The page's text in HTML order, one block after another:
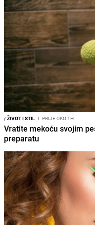
/ŽIVOT I STIL I PRIJE OKO 1H
Vratite mekoću svojim
preparatu